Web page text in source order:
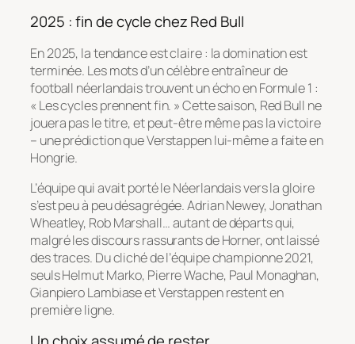
2025 : fin de cycle chez Red Bull
En 2025, la tendance est claire : la domination est
terminée. Les mots d’un célèbre entraîneur de
football néerlandais trouvent un écho en Formule 1 :
« Les cycles prennent fin. » Cette saison, Red Bull ne
jouera pas le titre, et peut-être même pas la victoire
– une prédiction que Verstappen lui-même a faite en
Hongrie.
L’équipe qui avait porté le Néerlandais vers la gloire
s’est peu à peu désagrégée. Adrian Newey, Jonathan
Wheatley, Rob Marshall… autant de départs qui,
malgré les discours rassurants de Horner, ont laissé
des traces. Du cliché de l’équipe championne 2021,
seuls Helmut Marko, Pierre Wache, Paul Monaghan,
Gianpiero Lambiase et Verstappen restent en
première ligne.